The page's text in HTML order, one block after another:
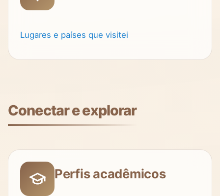
Lugares e países que visitei
Conectar e explorar
Perfis acadêmicos